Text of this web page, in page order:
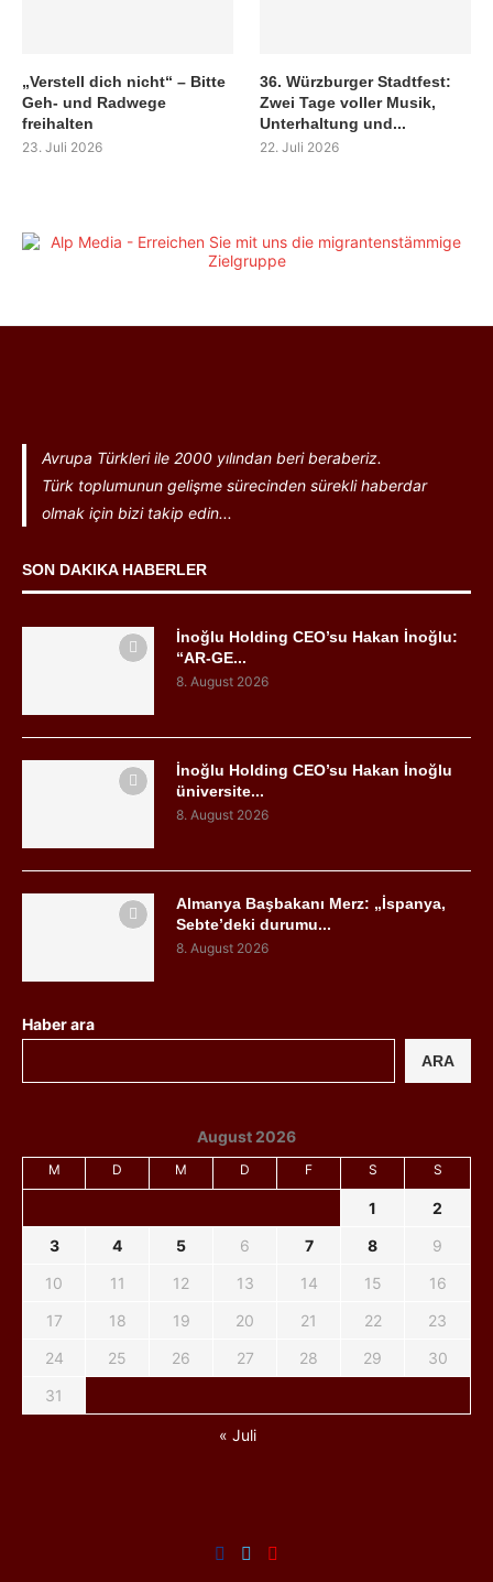
„Verstell dich nicht“ – Bitte
Geh- und Radwege
freihalten
23. Juli 2026
36. Würzburger Stadtfest:
Zwei Tage voller Musik,
Unterhaltung und...
22. Juli 2026
Avrupa Türkleri ile 2000 yılından beri beraberiz.
Türk toplumunun gelişme sürecinden sürekli haberdar
olmak için bizi takip edin...
SON DAKIKA HABERLER
İnoğlu Holding CEO’su Hakan İnoğlu:
“AR-GE...
8. August 2026
İnoğlu Holding CEO’su Hakan İnoğlu
üniversite...
8. August 2026
Almanya Başbakanı Merz: „İspanya,
Sebte’deki durumu...
8. August 2026
Haber ara
ARA
August 2026
M D M D F S S
1
2
3
4 5 6 7 8
9
10
11 12 13 14 15
16
17
18 19 20 21 22
23
24
25 26 27 28 29
30
31
« Juli